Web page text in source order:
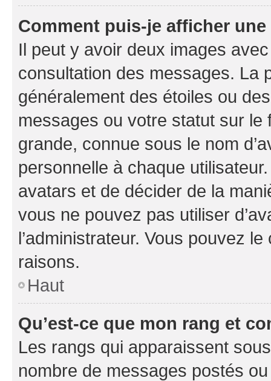
Comment puis-je afficher
Il peut y avoir deux images
consultation des messages. La
généralement des étoiles ou
messages ou votre statut sur
grande, connue sous le nom
personnelle à chaque utilisateur.
avatars et de décider de la
vous ne pouvez pas utiliser
l’administrateur. Vous pouvez
raisons.
Haut
Qu’est-ce que mon rang et
Les rangs qui apparaissent
nombre de messages postés